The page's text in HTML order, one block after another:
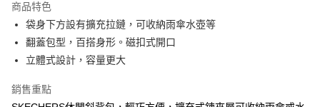
相關說明
【大哥付你分期使用說明】
1.本服務由台灣大哥大提供，台灣大哥大用戶可立即使用無須另外申請。
2.付款方式選擇「大哥付你分期」，訂單成立後會自動跳轉到大哥付的交易
流程，驗證手機門號後，選擇欲分期的期數、繳款截止日，確認付款後即完
3.實際核准額度、可分期數及費用金額請依後續交易確認頁面所載為準。
4.訂單成立30分鐘內，如未前往確認交易或遇審核未通過，訂單將自動取
ATM付款
宅配
商品特色
袋身下方設有擴充拉鏈，可收納雨傘水壺等
翻蓋包型，百搭身形。磁扣式開口
立體式設計，容量更大
銷售重點